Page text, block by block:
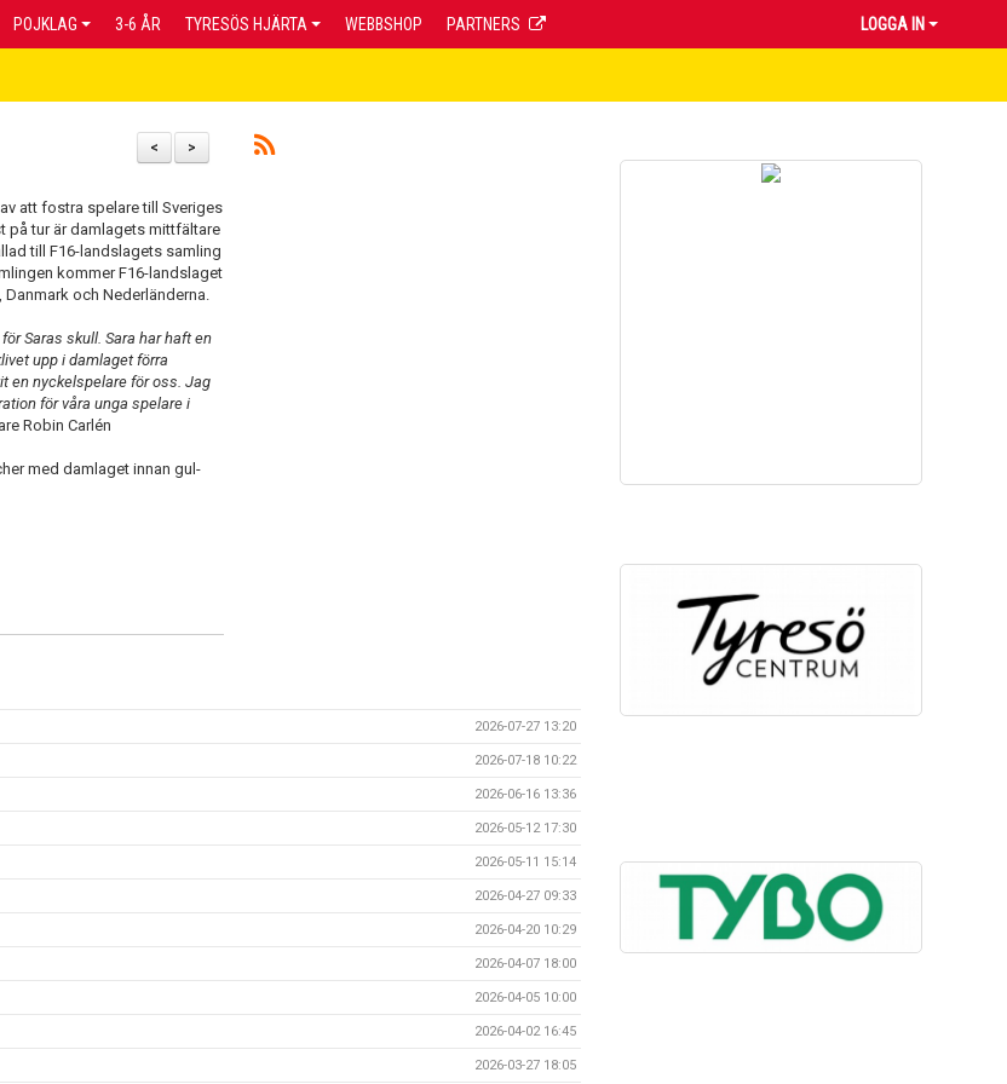
POJKLAG 3-6 ÅR TYRESÖS HJÄRTA WEBBSHOP PARTNERS LOGGA IN
>
<
att fostra spelare till Sveriges
på tur är damlagets mittfältare
till F16-landslagets samling
kommer F16-landslaget
och Nederländerna.
Saras skull. Sara har haft en
upp i damlaget förra
en nyckelspelare för oss. Jag
för våra unga spelare i
Robin Carlén
med damlaget innan gul-
2026-07-27 13:20
2026-07-18 10:22
2026-06-16 13:36
2026-05-12 17:30
2026-05-11 15:14
2026-04-27 09:33
2026-04-20 10:29
2026-04-07 18:00
2026-04-05 10:00
2026-04-02 16:45
2026-03-27 18:05